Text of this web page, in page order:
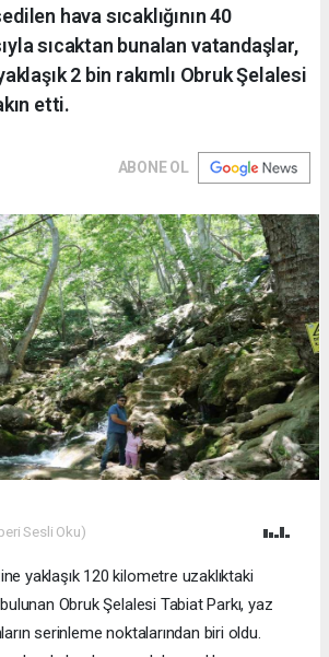
hava sıcaklığının 40
sıcaktan bunalan vatandaşlar,
2 bin rakımlı Obruk Şelalesi
etti.
ABONE OL
Sesli Oku)
yaklaşık 120 kilometre uzaklıktaki
Obruk Şelalesi Tabiat Parkı, yaz
serinleme noktalarından biri oldu.